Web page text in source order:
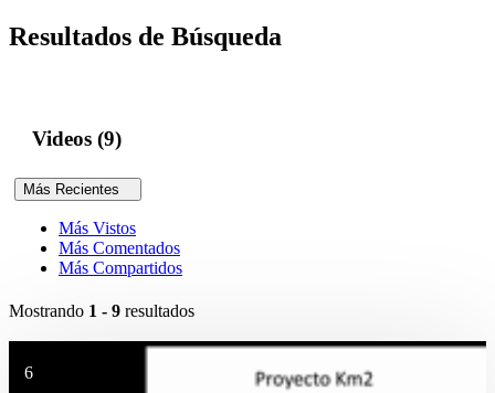
Resultados de Búsqueda
Videos (9)
Más Recientes
Más Vistos
Más Comentados
Más Compartidos
Mostrando 1 - 9 resultados
6